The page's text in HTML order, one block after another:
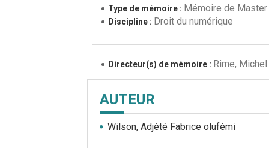
Type de mémoire : Mémoire de Master
Discipline : Droit du numérique
Directeur(s) de mémoire : Rime, Michel
AUTEUR
Wilson, Adjété Fabrice olufèmi